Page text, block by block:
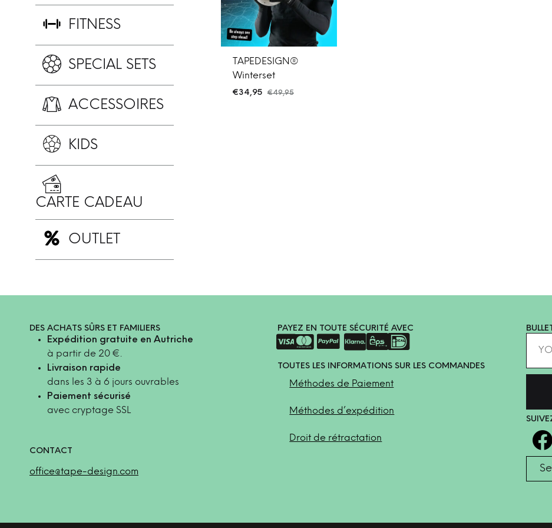
TAPEDESIGN®
Winterset
€34,95 €49,95
FITNESS
SPECIAL SETS
ACCESSOIRES
KIDS
CARTE CADEAU
OUTLET
DES ACHATS SÛRS ET FAMILIERS
Expédition gratuite en Autriche
à partir de 20 €.
Livraison rapide
dans les 3 à 6 jours ouvrables
Paiement sécurisé
avec cryptage SSL
CONTACT
office@tape-design.com
PAYEZ EN TOUTE SÉCURITÉ AVEC
TOUTES LES INFORMATIONS SUR LES COMMANDES
Méthodes de Paiement
Méthodes d’expédition
Droit de rétractation